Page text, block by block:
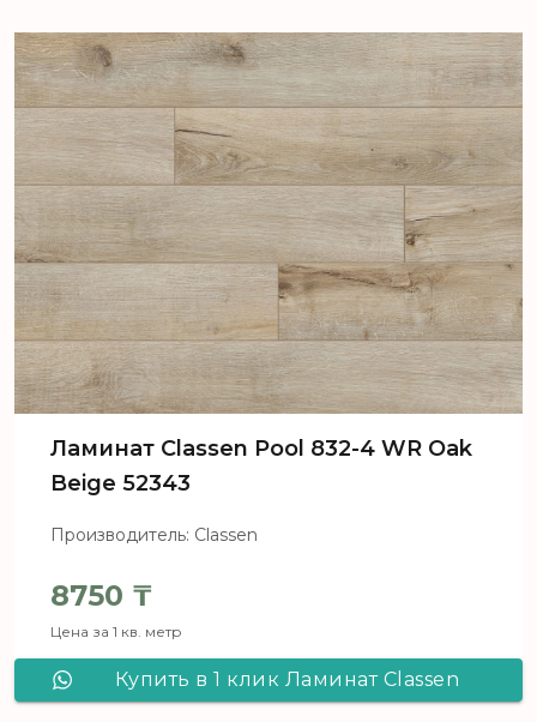
Ламинат Classen Pool 832-4 WR Oak
Beige 52343
Производитель: Classen
8750 ₸
Цена за 1 кв. метр
Купить в 1 клик Ламинат Classen